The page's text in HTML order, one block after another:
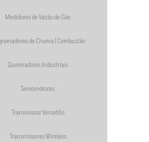
Medidores de Vazão de Gás
de Chama | Combustão
Queimadores Industriais
Servomotores
Transmissor Versatilis
Transmissores Wireless